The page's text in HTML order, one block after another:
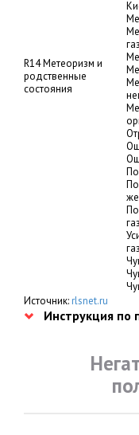
R14 Метеоризм и
родственные
состояния
Источник:rlsnet.ru
Инструкция по